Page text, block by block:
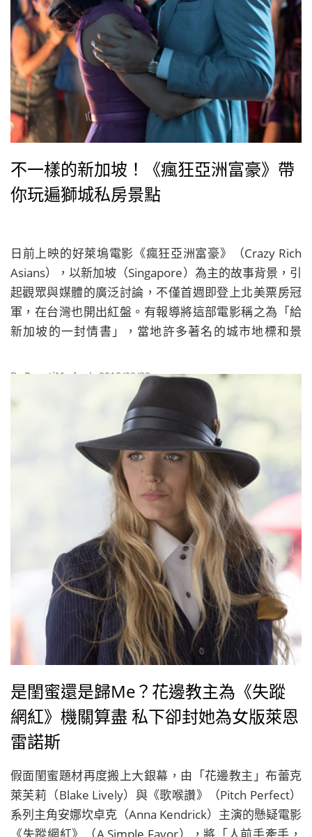
不一樣的新加坡！《瘋狂亞洲富豪》帶
你玩遍獅城私房景點
日前上映的好萊塢電影《瘋狂亞洲富豪》（Crazy Rich
Asians），以新加坡（Singapore）為主的故事背景，引
起觀眾與媒體的廣泛討論，不僅首週即登上北美票房冠
軍，在台灣也開出紅盤。有報導將這部電影稱之為「給
新加坡的一封情書」，當地許多著名的城市地標和景
都成為電影中重要場景。在電影助陣下，新加坡再度成
By BeautiMode| 2018/09/23
是閨蜜還是歸Me？花邊教主為《失蹤
網紅》機關算盡 私下卻封她為女版萊恩
雷諾斯
假面閨蜜題材再度搬上大銀幕，由「花邊教主」布蕾克
萊芙莉（Blake Lively）與《歌喉讚》（Pitch Perfect）
系列主角安娜坎卓克（Anna Kendrick）主演的懸疑電影